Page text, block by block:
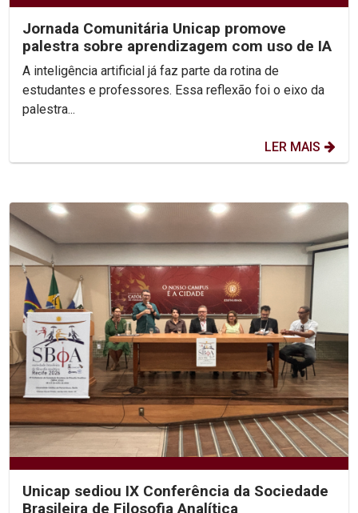
Jornada Comunitária Unicap promove
palestra sobre aprendizagem com uso de IA
A inteligência artificial já faz parte da rotina de
estudantes e professores. Essa reflexão foi o eixo da
palestra...
LER MAIS
Unicap sediou IX Conferência da Sociedade
Brasileira de Filosofia Analítica